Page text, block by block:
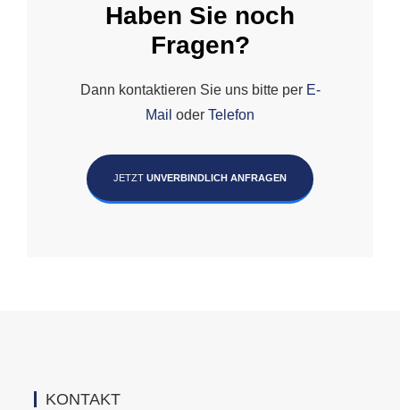
Haben Sie noch
Fragen?
Dann kontaktieren Sie uns bitte per E-
Mail oder Telefon
JETZT UNVERBINDLICH ANFRAGEN
KONTAKT